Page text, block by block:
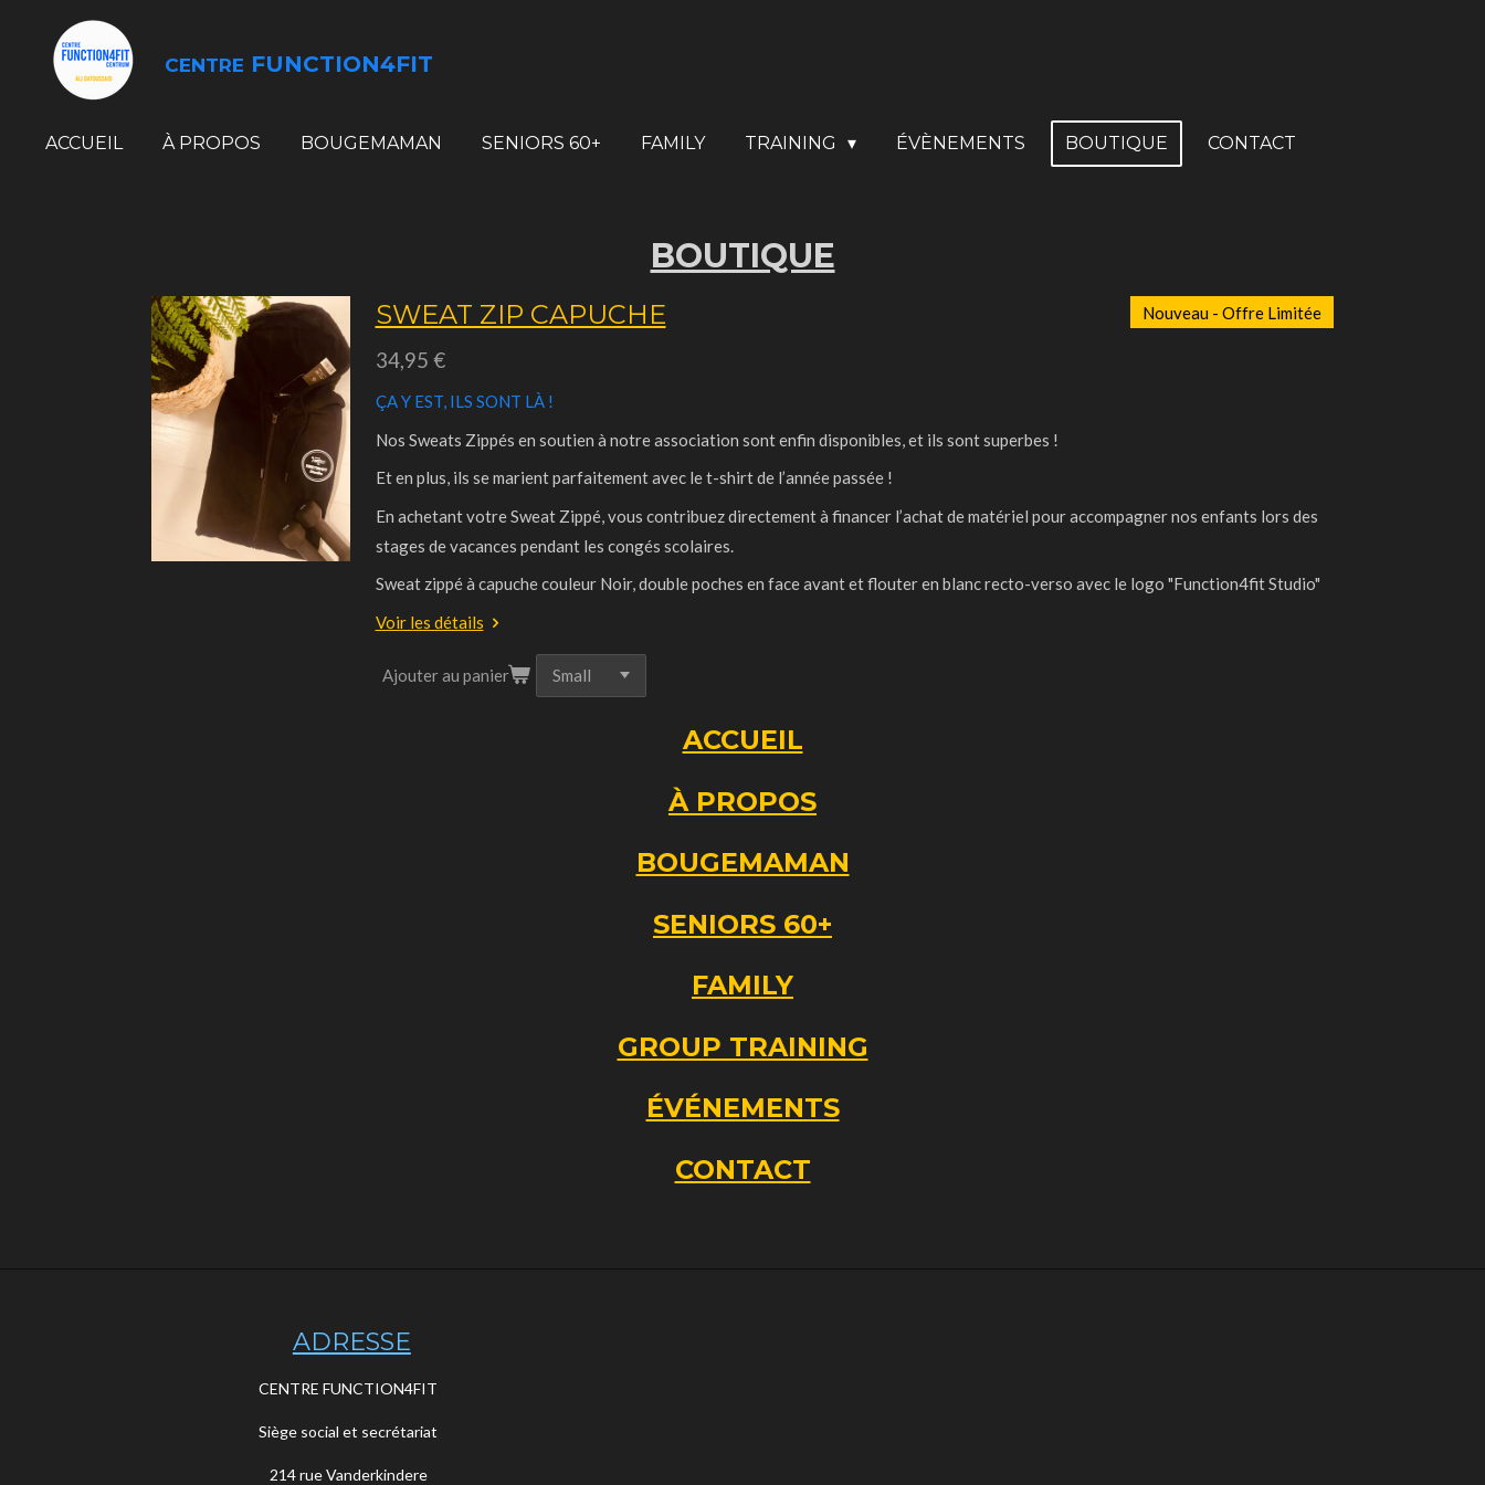
contenu
CENTRE FUNCTION4FIT
ACCUEIL À PROPOS BOUGEMAMAN SENIORS 60+ FAMILY TRAINING ÉVÈNEMENTS BOUTIQUE CONTACT
BOUTIQUE
Nouveau - Offre Limitée
SWEAT ZIP CAPUCHE
34,95 €
ÇA Y EST, ILS SONT LÀ !
Nos Sweats Zippés en soutien à notre association sont enfin disponibles, et ils sont superbes !
Et en plus, ils se marient parfaitement avec le t-shirt de l’année passée !
En achetant votre Sweat Zippé, vous contribuez directement à financer l’achat de matériel pour accompagner nos enfants lors des
stages de vacances pendant les congés scolaires.
Sweat zippé à capuche couleur Noir, double poches en face avant et flouter en blanc recto-verso avec le logo "Function4fit Studio"
Voir les détails
Ajouter au panier
ACCUEIL
À PROPOS
BOUGEMAMAN
SENIORS 60+
FAMILY
GROUP TRAINING
ÉVÉNEMENTS
CONTACT
ADRESSE
CENTRE FUNCTION4FIT
Siège social et secrétariat
214 rue Vanderkindere